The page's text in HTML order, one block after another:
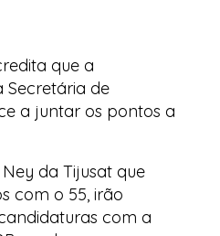
que a
Secretária de
a juntar os pontos a
da Tijusat que
com o 55, irão
com a